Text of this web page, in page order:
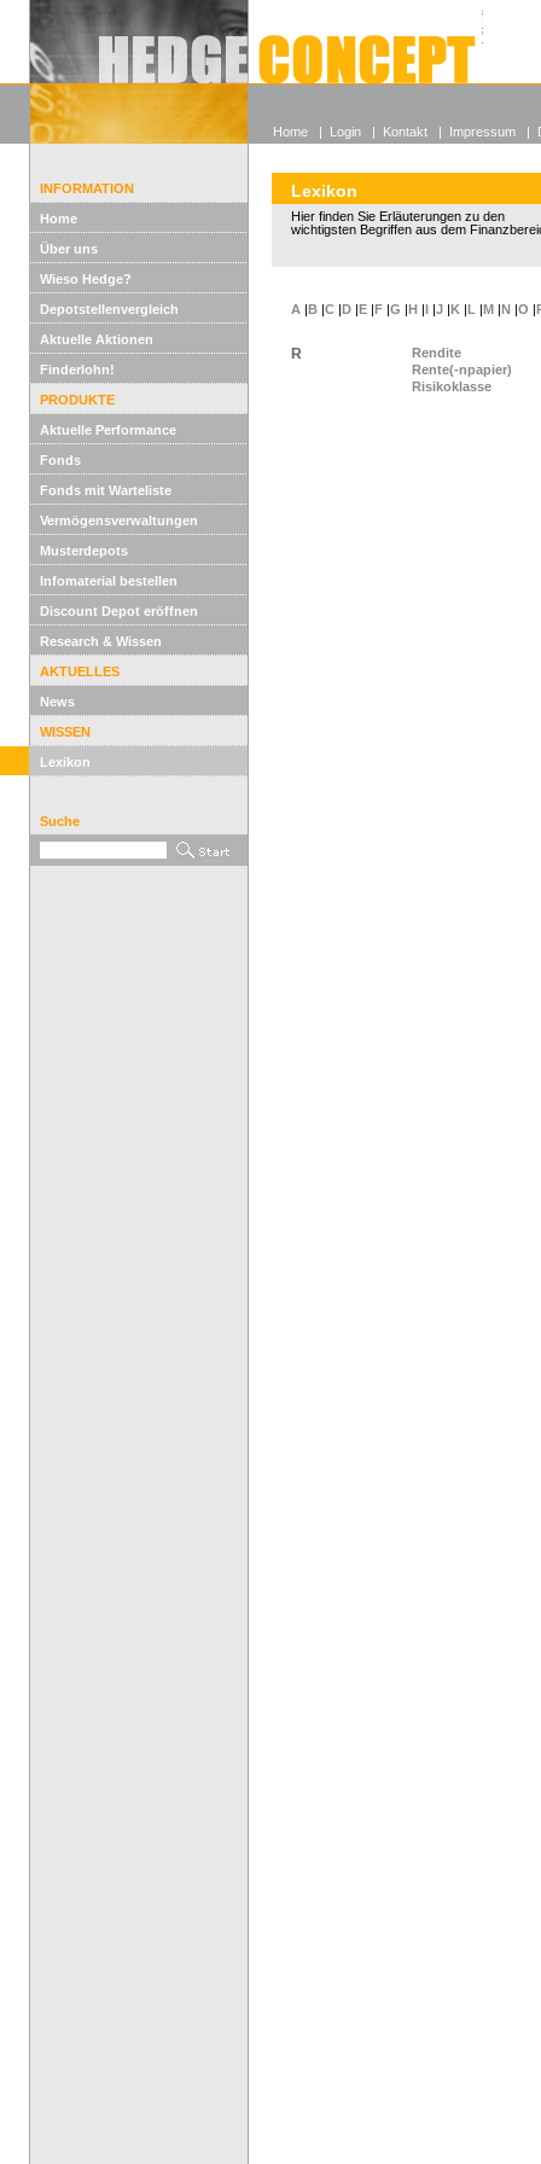
Alle
Wieso
INFORMATION
Home
Über uns
Wieso Hedge?
Depotstellenvergleich
Aktuelle Aktionen
Finderlohn!
PRODUKTE
Aktuelle Performance
Fonds
Fonds mit Warteliste
Vermögensverwaltungen
Musterdepots
Infomaterial bestellen
Discount Depot eröffnen
Research & Wissen
AKTUELLES
News
WISSEN
Lexikon
Suche
Lexikon
Hier finden Sie Erläuterungen zu den
wichtigsten Begriffen aus dem
A |B |C |D |E |F |G |H |I |J |K |L |M |N |O |
R
Rendite
Rente(-npapier)
Risikoklasse
Home | Login | Kontakt | Impressum |